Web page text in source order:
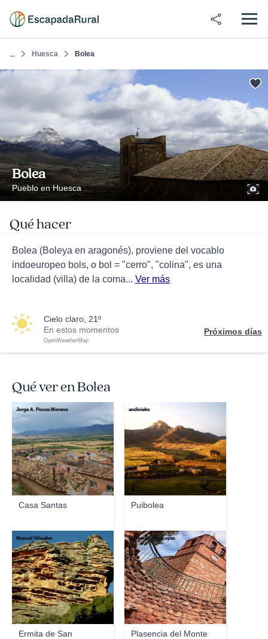
... Huesca Bolea
Bolea
Pueblo en Huesca
Qué hacer
Bolea (Boleya en aragonés), proviene del vocablo
indoeuropeo bols, o bol = "cerro", "colina", es una
localidad (villa) de la coma... Ver más
cielo claro, 21º
En estos momentos
OpenWeatherMap
Próximos días
Qué ver en Bolea
Casa Santas
Jorge A. Pousa Moreno
Puibolea
andinieks
Ermita de San
Manuel Viñuales
Plasencia del Monte
FlorentinoAlvaLopez